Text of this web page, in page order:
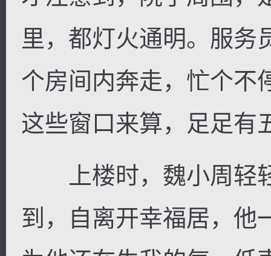
里，都灯火通明。服务
个房间内奔走，忙个不
这些窗口来算，足足有
上楼时，魏小周轻
到，自离开幸福居，他